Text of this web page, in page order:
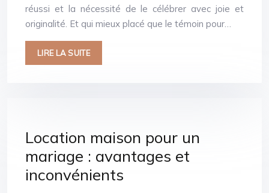
réussi et la nécessité de le célébrer avec joie et
originalité. Et qui mieux placé que le témoin pour…
LIRE LA SUITE
Location maison pour un
mariage : avantages et
inconvénients